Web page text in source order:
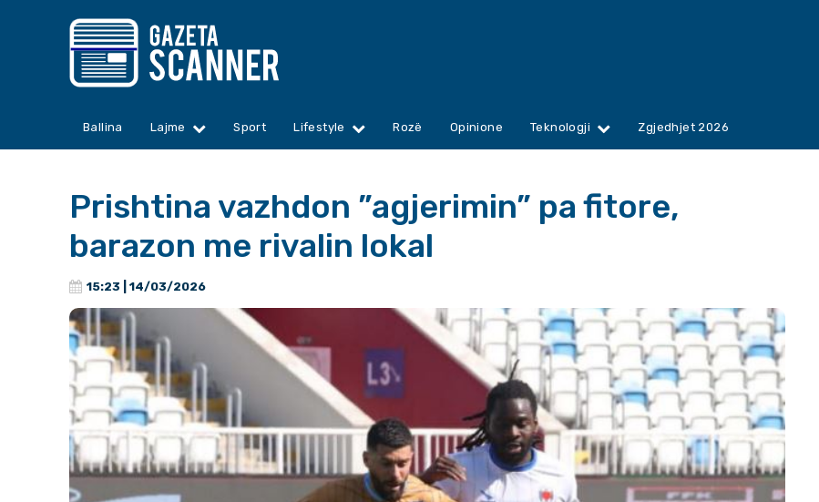
Ballina Lajme Sport Lifestyle Rozë Opinione Teknologji Zgjedhjet 2026
Prishtina vazhdon ”agjerimin” pa fitore,
barazon me rivalin lokal
15:23 | 14/03/2026